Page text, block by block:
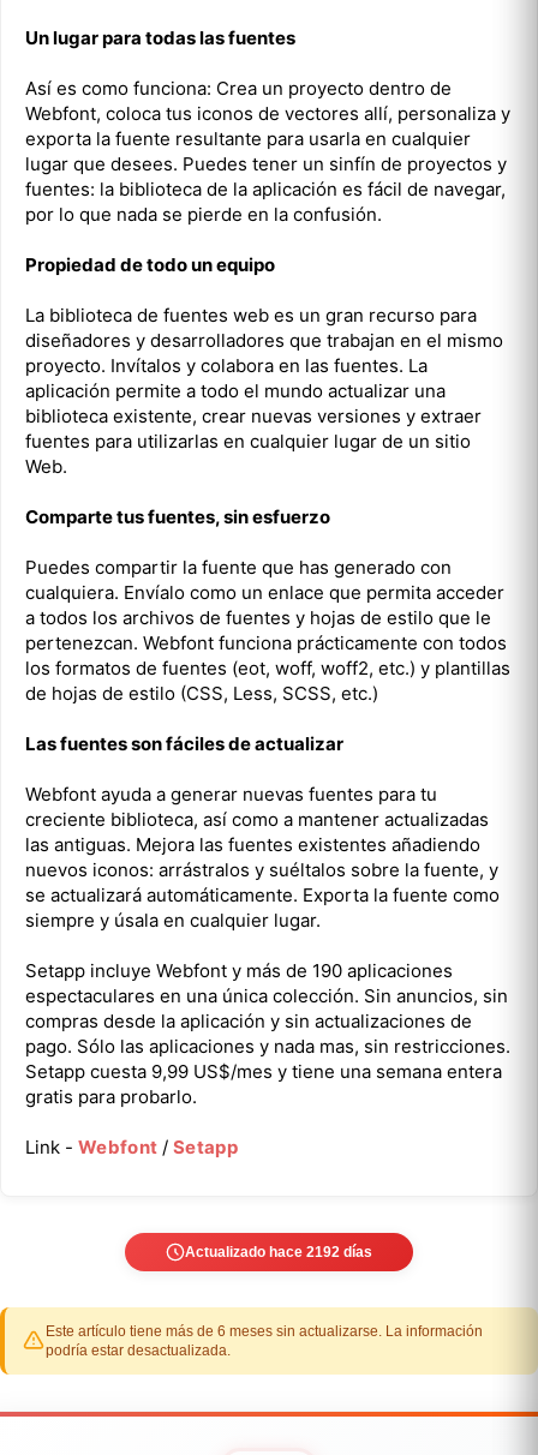
Un lugar para todas las fuentes
Así es como funciona: Crea un proyecto dentro de
Webfont, coloca tus iconos de vectores allí, personaliza y
exporta la fuente resultante para usarla en cualquier
lugar que desees. Puedes tener un sinfín de proyectos y
fuentes: la biblioteca de la aplicación es fácil de navegar,
por lo que nada se pierde en la confusión.
Propiedad de todo un equipo
La biblioteca de fuentes web es un gran recurso para
diseñadores y desarrolladores que trabajan en el mismo
proyecto. Invítalos y colabora en las fuentes. La
aplicación permite a todo el mundo actualizar una
biblioteca existente, crear nuevas versiones y extraer
fuentes para utilizarlas en cualquier lugar de un sitio
Web.
Comparte tus fuentes, sin esfuerzo
Puedes compartir la fuente que has generado con
cualquiera. Envíalo como un enlace que permita acceder
a todos los archivos de fuentes y hojas de estilo que le
pertenezcan. Webfont funciona prácticamente con todos
los formatos de fuentes (eot, woff, woff2, etc.) y plantillas
de hojas de estilo (CSS, Less, SCSS, etc.)
Las fuentes son fáciles de actualizar
Webfont ayuda a generar nuevas fuentes para tu
creciente biblioteca, así como a mantener actualizadas
las antiguas. Mejora las fuentes existentes añadiendo
nuevos iconos: arrástralos y suéltalos sobre la fuente, y
se actualizará automáticamente. Exporta la fuente como
siempre y úsala en cualquier lugar.
Setapp incluye Webfont y más de 190 aplicaciones
espectaculares en una única colección. Sin anuncios, sin
compras desde la aplicación y sin actualizaciones de
pago. Sólo las aplicaciones y nada mas, sin restricciones.
Setapp cuesta 9,99 US$/mes y tiene una semana entera
gratis para probarlo.
Link - Webfont /Setapp
Actualizado hace 2192 días
Este artículo tiene más de 6 meses sin actualizarse. La información
podría estar desactualizada.